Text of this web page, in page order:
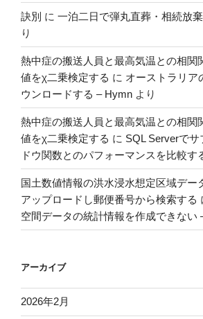
応，
シ
テ
マ
テ
ィ
ッ
ク
レ
ビ
ュ
ー
訣別 に 一泊二日で弾丸直葬・相続放
り
熱中症の搬送人員と最高気温との相関
値をχ二乗検定する に オーストラリア
ウンロードする – Hymn より
熱中症の搬送人員と最高気温との相関
値をχ二乗検定する に SQL Serverで
ドウ関数とのパフォーマンスを比較す
国土数値情報の洪水浸水想定区域デー
アップロードし郵便番号から検索する
空間データの統計情報を作成できない
アーカイブ
2026年2月